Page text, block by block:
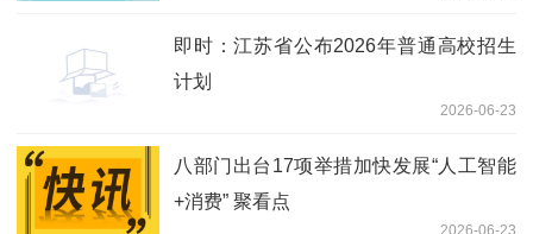
即时：江苏省公布2026年普通高校招生
计划
2026-06-23
八部门出台17项举措加快发展“人工智能
+消费” 聚看点
2026-06-23